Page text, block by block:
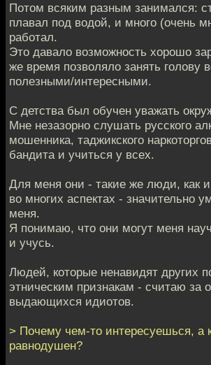
Потом всяким разным занимался:
плавал под водой, и много (очень
работал.
Это давало возможность хорошо
же время позволяло занять голову
полезными/интересными.
С детства был обучен уважать
Мне незазорно слушать русского
мошенника, таджикского
бандита и учиться у всех.
Для меня они - такие же люди, как
во многих аспектах - значительно
меня.
Я понимаю, что они могут меня
и учусь.
Людей, которые ненавидят других
этническим признакам - считаю за
выдающихся идиотов.
> Почему чем-то интересуешься, а
равнодушен?